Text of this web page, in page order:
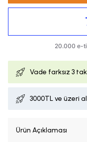
Vade farksız 3
3000TL ve üzeri
Ürün Açıklaması